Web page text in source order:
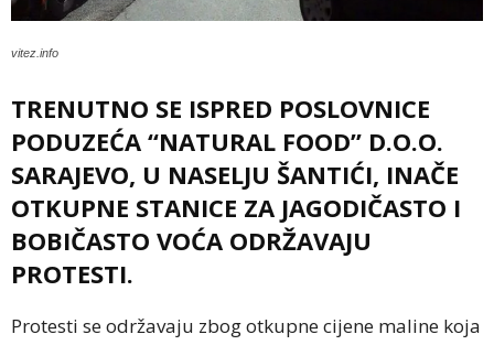
vitez.info
TRENUTNO SE ISPRED POSLOVNICE
PODUZEĆA “NATURAL FOOD” D.O.O.
SARAJEVO, U NASELJU ŠANTIĆI, INAČE
OTKUPNE STANICE ZA JAGODIČASTO I
BOBIČASTO VOĆA ODRŽAVAJU
PROTESTI.
Protesti se održavaju zbog otkupne cijene maline koja